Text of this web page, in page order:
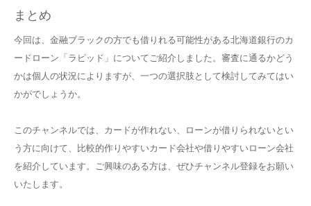
まとめ
今回は、金融ブラックの方でも借りれる可能性がある北海道銀行のカ
ードローン「ラピッド」についてご紹介しました。審査に通るかどう
かは個人の状況によりますが、一つの選択肢として検討してみてはい
かがでしょうか。
このチャンネルでは、カードが作れない、ローンが借りられないとい
う方に向けて、比較的作りやすいカード会社や借りやすいローン会社
を紹介しています。ご興味のある方は、ぜひチャンネル登録をお願い
いたします。